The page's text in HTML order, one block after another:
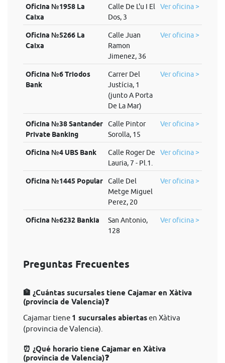
Oficina №1958 La
Caixa
Calle De L'u I El
Dos, 3
Ver oficina >
Oficina №5266 La
Caixa
Calle Juan
Ramon
Jimenez, 36
Ver oficina >
Oficina №6 Triodos
Bank
Carrer Del
Justícia, 1
(junto A Porta
De La Mar)
Ver oficina >
Oficina №38 Santander
Private Banking
Calle Pintor
Sorolla, 15
Ver oficina >
Oficina №4 UBS Bank
Calle Roger De
Lauria, 7 - Pl.1.
Ver oficina >
Oficina №1445 Popular
Calle Del
Metge Miguel
Perez, 20
Ver oficina >
Oficina №6232 Bankia
San Antonio,
128
Ver oficina >
Preguntas Frecuentes
🏦 ¿Cuántas sucursales tiene Cajamar en Xàtiva
(provincia de Valencia)❓
Cajamar tiene 1 sucursales abiertasen Xàtiva
(provincia de Valencia).
⏰ ¿Qué horario tiene Cajamar en Xàtiva
(provincia de Valencia)❓